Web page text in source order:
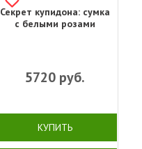
Секрет купидона: сумка
с белыми розами
5720руб.
КУПИТЬ